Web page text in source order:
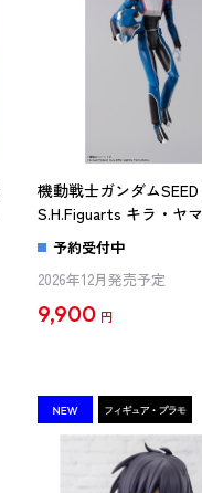
機動戦士ガンダムSEED
S.H.Figuarts キラ・ヤ
ブ連合首長国パイロッ
Ver.）
予約受付中
2026年12月発売予定
9,900 円